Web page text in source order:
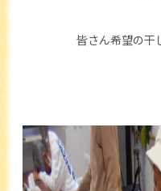
皆さん希望の